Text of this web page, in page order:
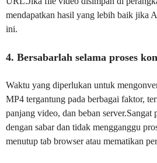
mendapatkan hasil yang lebih baik jika
ini.
4. Bersabarlah selama proses
Waktu yang diperlukan untuk
MP4 tergantung pada berbagai faktor,
panjang video, dan beban
dengan sabar dan tidak mengganggu
menutup tab browser atau mematikan